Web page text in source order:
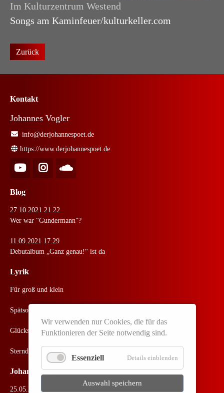
Im Kulturzentrum Westend
Songs am Kaminfeuer/kulturkeller.com
Zurück
Kontakt
Johannes Vogler
info@derjohannespoet.de
https://www.derjohannespoet.de
Blog
27.10.2021 21:22
Wer war "Gundermann"?
11.09.2021 17:29
Debutalbum „Ganz genau!“ ist da
Lyrik
Für groß und klein
Spätsommerhäuser
Glückskind
Sterndeuter
Johannes Live
25.05.2026
Wir verwenden nur Cookies, die für das
Funktionieren der Seite notwendig sind.
Essenziell Details einblenden
Auswahl speichern